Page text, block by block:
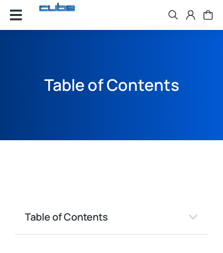
Table of Contents
Table of Contents